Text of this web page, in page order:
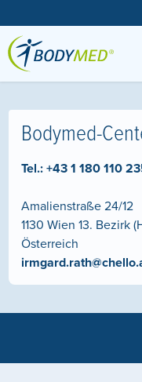
Bodymed-
Tel.:+43 1 180 110
Amalienstraße 24/12
1130 Wien 13. Bezirk
Österreich